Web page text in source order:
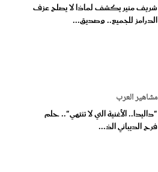
شريف منير يكشف لماذا لا يصلح عزف
الدرامز للجميع.. وصديق...
مشاهير العرب
"داليدا.. الأغنية التي لا تنتهي".. حلم
فرح الديباني الذ...